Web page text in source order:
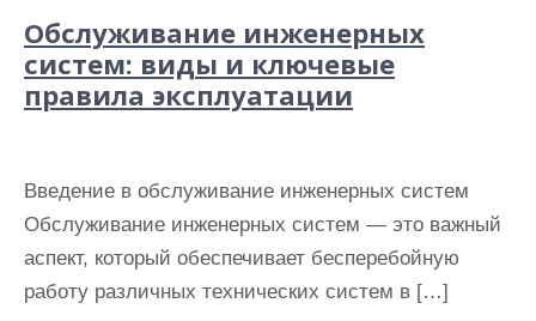
Обслуживание инженерных
систем: виды и ключевые
правила эксплуатации
Введение в обслуживание инженерных систем
Обслуживание инженерных систем — это важный
аспект, который обеспечивает бесперебойную
работу различных технических систем в […]